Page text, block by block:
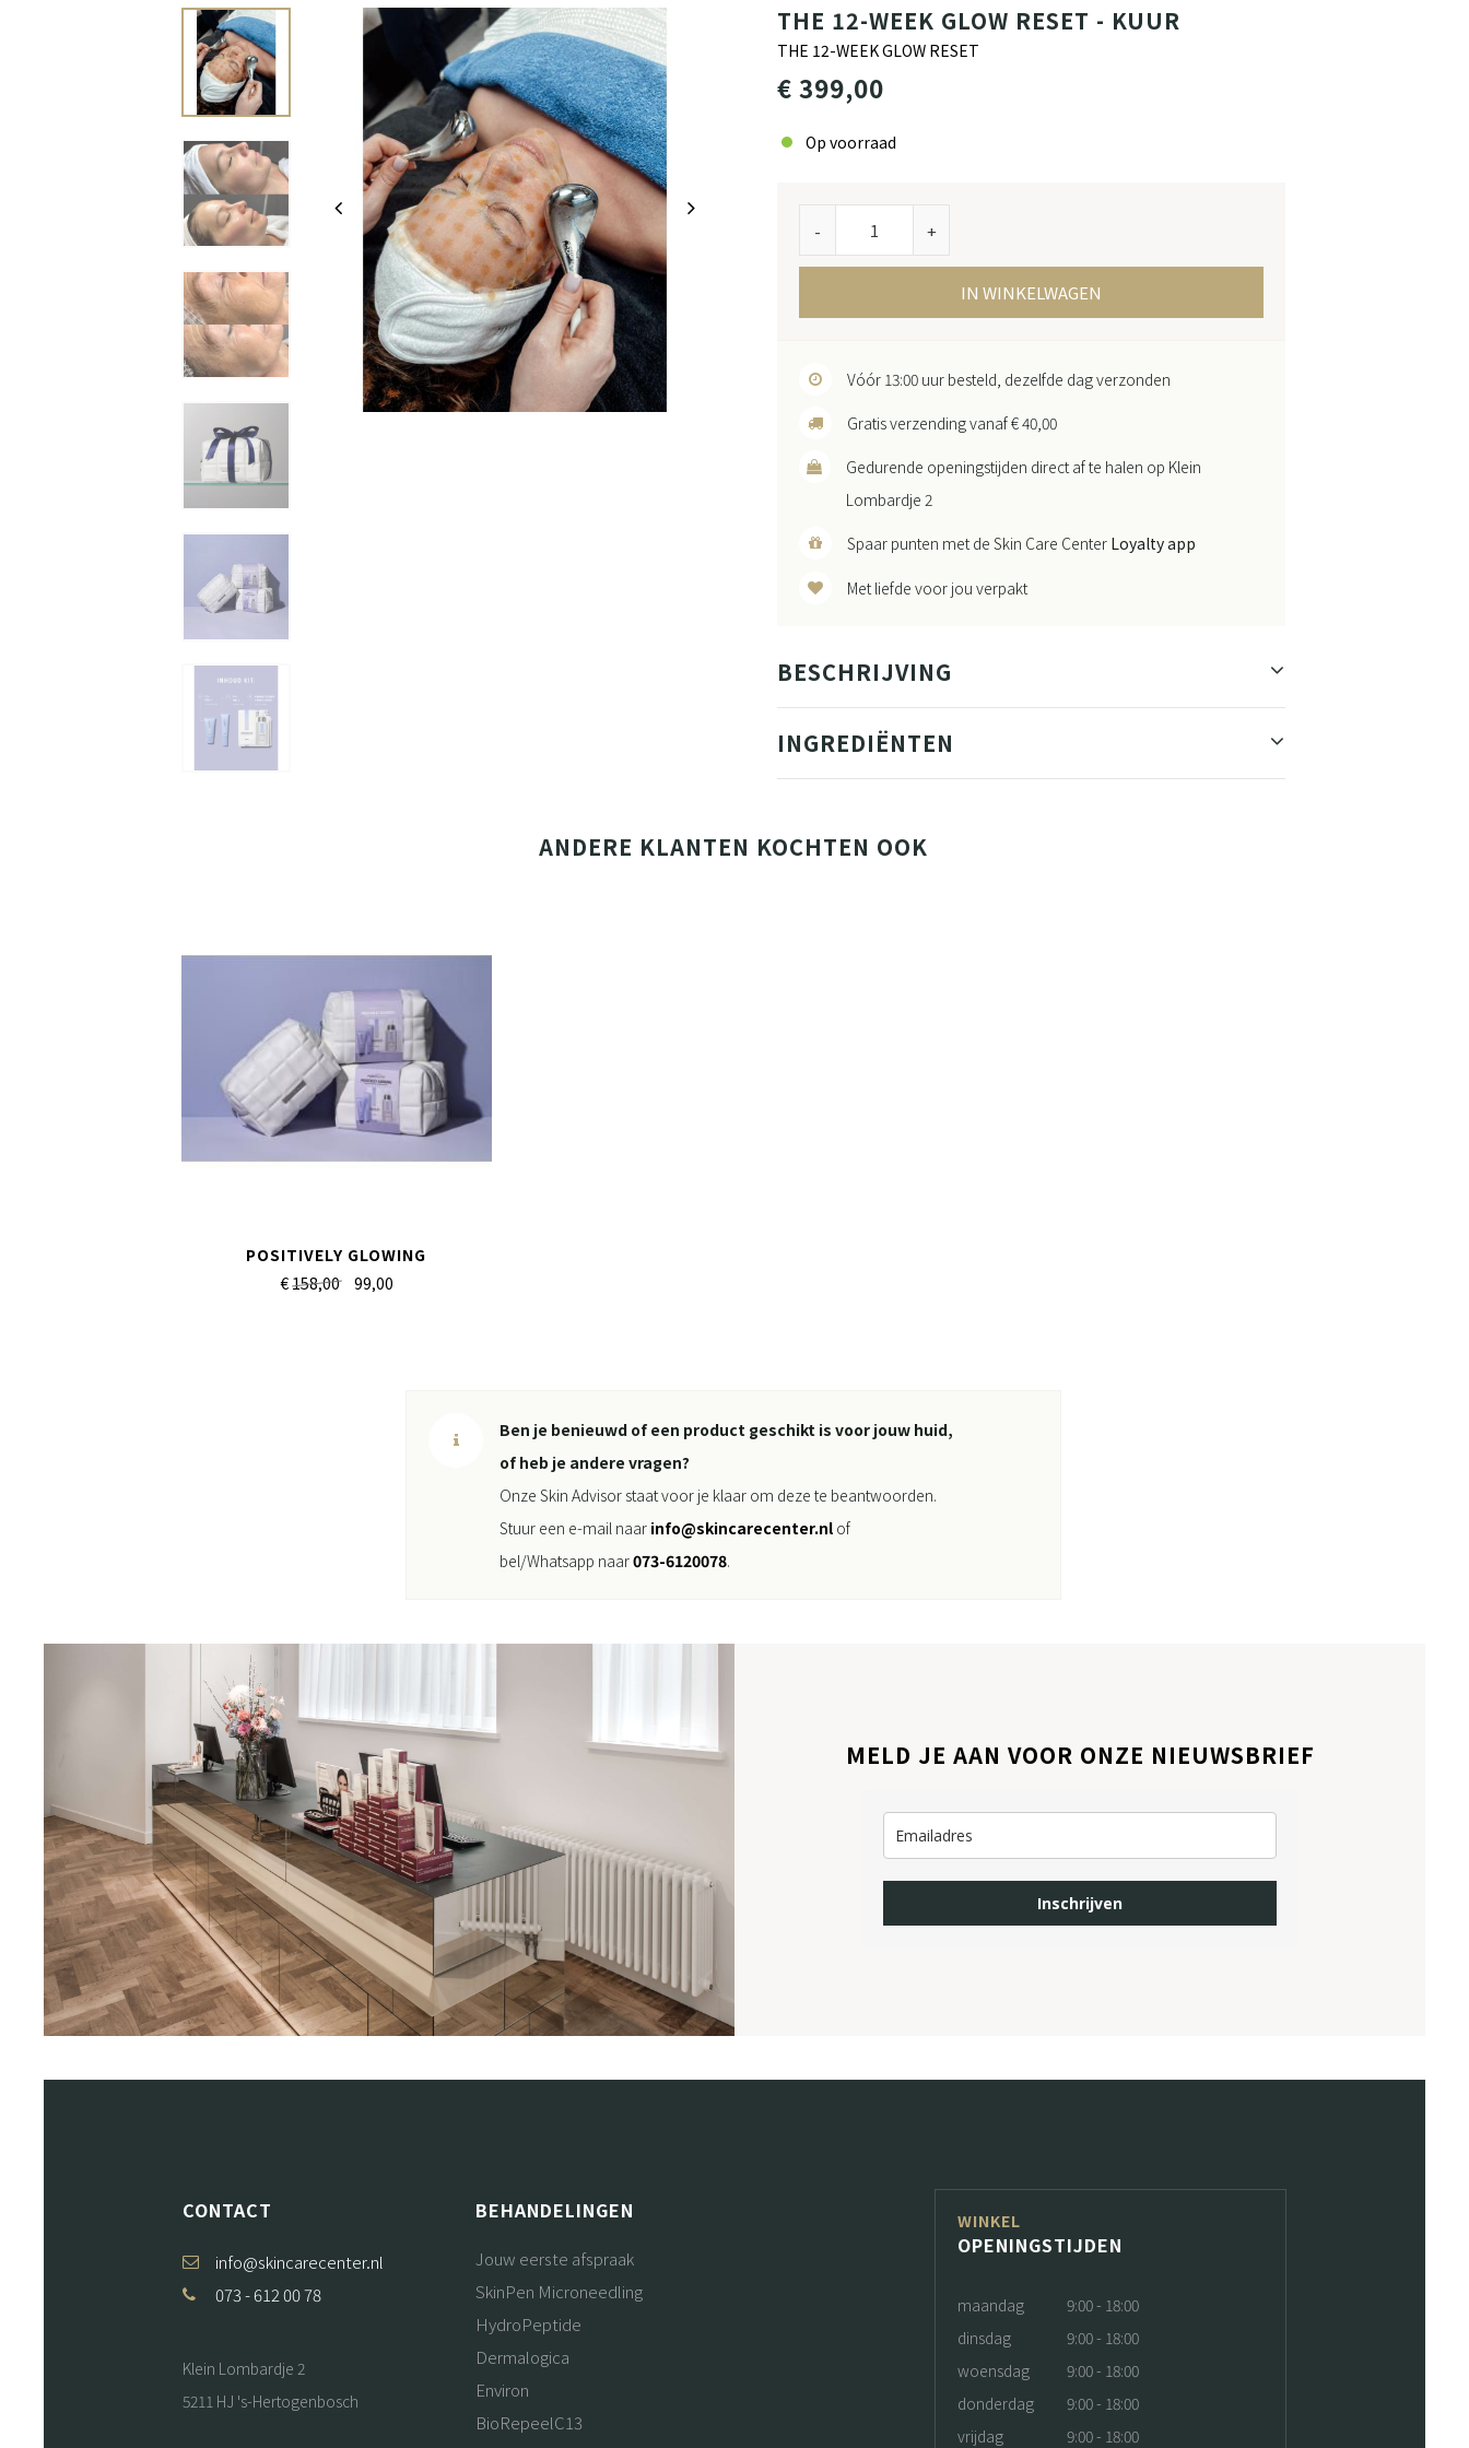
THE 12-WEEK GLOW RESET - KUUR
THE 12-WEEK GLOW RESET
€ 399,00
Op voorraad
- +
IN WINKELWAGEN
Vóór 13:00 uur besteld, dezelfde dag verzonden
Gratis verzending vanaf € 40,00
Gedurende openingstijden direct af te halen op Klein
Lombardje 2
Spaar punten met de Skin Care Center Loyalty app
Met liefde voor jou verpakt
BESCHRIJVING
INGREDIËNTEN
ANDERE KLANTEN KOCHTEN OOK
POSITIVELY GLOWING
€158,00 99,00
Ben je benieuwd of een product geschikt is voor jouw huid,
of heb je andere vragen?
Onze Skin Advisor staat voor je klaar om deze te beantwoorden.
Stuur een e-mail naar info@skincarecenter.nl of
bel/Whatsapp naar073-6120078.
MELD JE AAN VOOR ONZE NIEUWSBRIEF
Inschrijven
CONTACT
info@skincarecenter.nl
073 - 612 00 78
Klein Lombardje 2
5211 HJ 's-Hertogenbosch
BEHANDELINGEN
Jouw eerste afspraak
SkinPen Microneedling
HydroPeptide
Dermalogica
Environ
BioRepeelC13
WINKEL
OPENINGSTIJDEN
maandag
9:00 - 18:00
dinsdag
9:00 - 18:00
woensdag
9:00 - 18:00
donderdag
9:00 - 18:00
vrijdag
9:00 - 18:00